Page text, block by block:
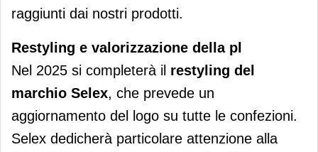
raggiunti dai nostri prodotti.
Restyling e valorizzazione della pl
Nel 2025 si completerà il restyling del
marchio Selex, che prevede un
aggiornamento del logo su tutte le confezioni.
Selex dedicherà particolare attenzione alla